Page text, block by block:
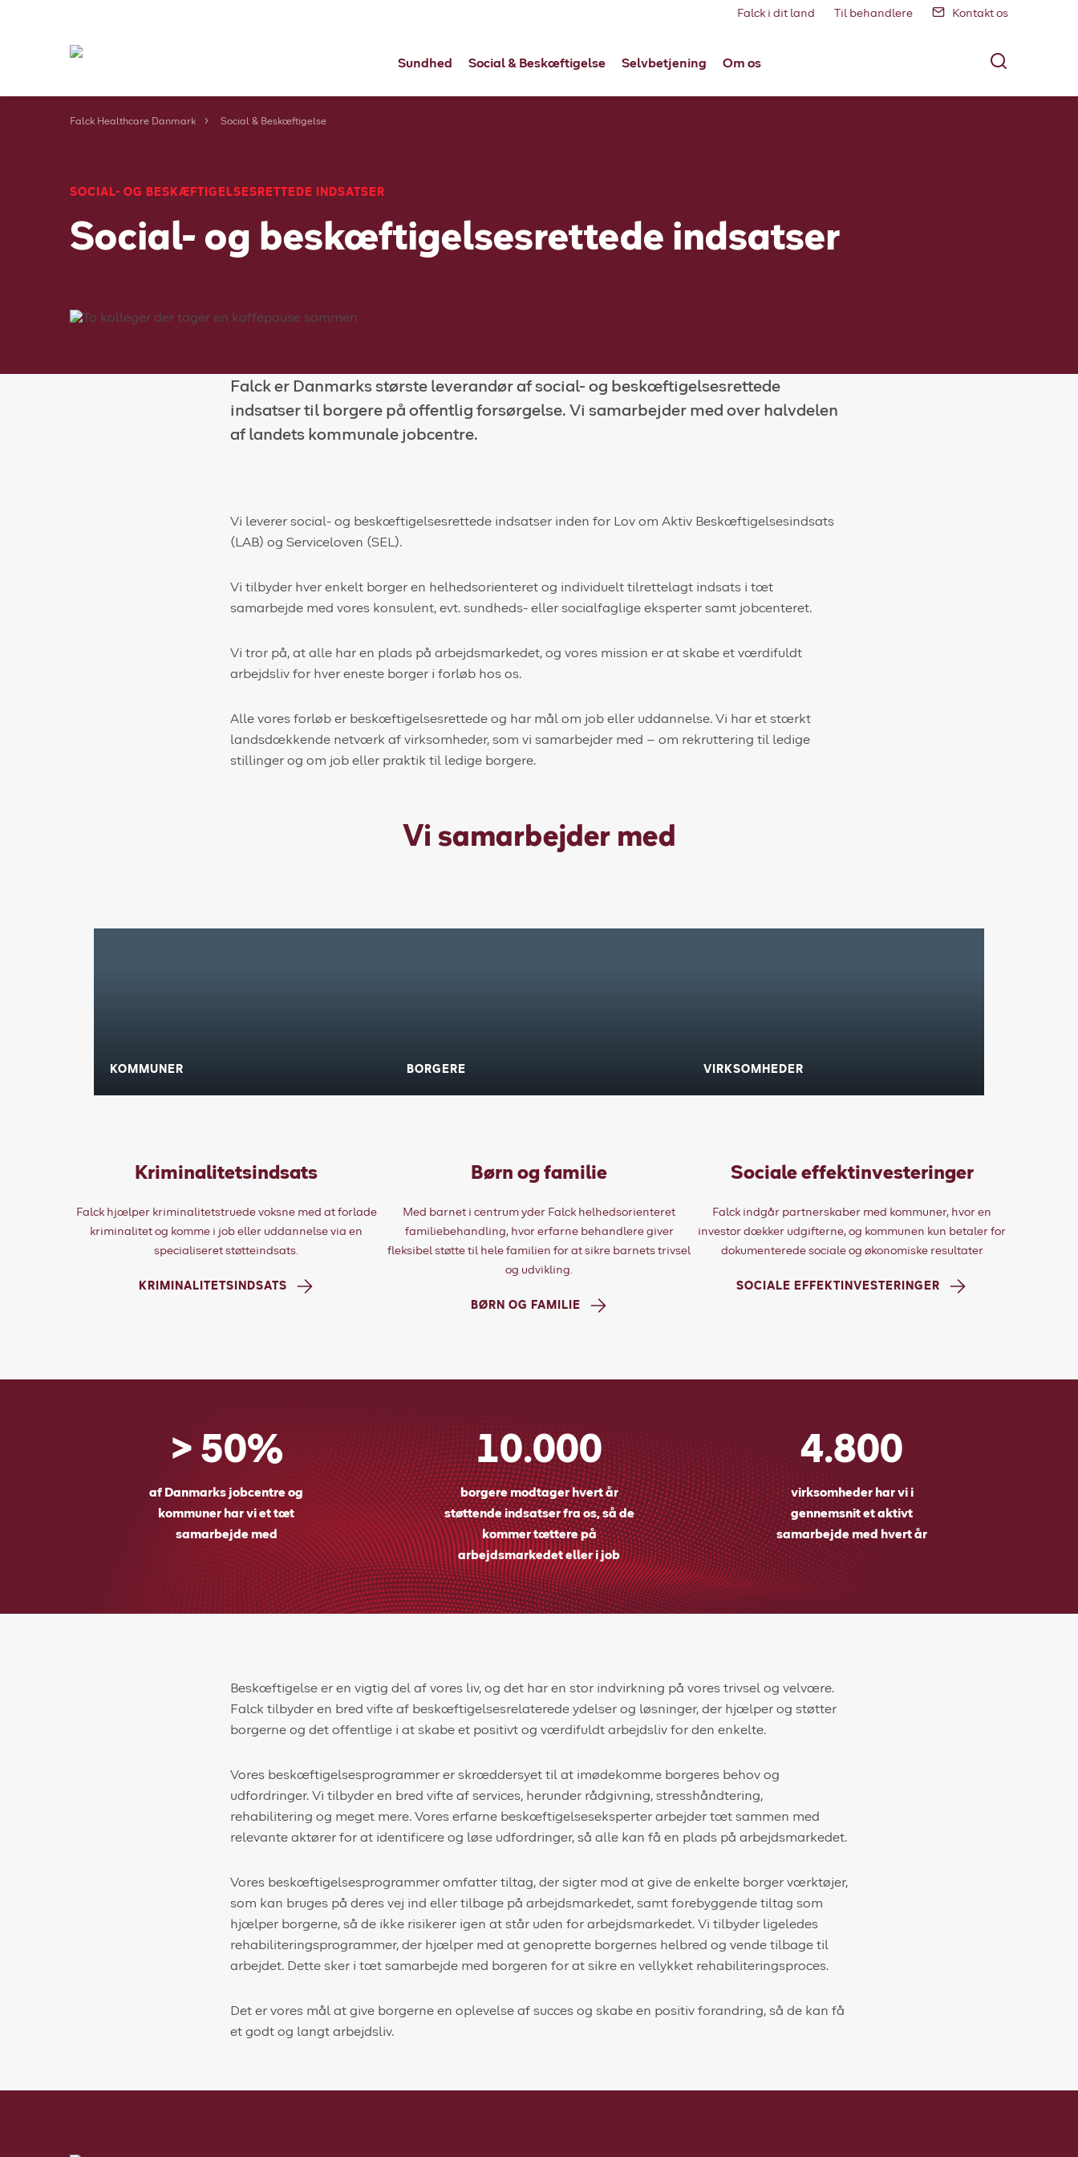
Falck i dit land Til behandlere Kontakt os
Sundhed Social & Beskæftigelse Selvbetjening Om os
Falck Healthcare Danmark Social & Beskæftigelse
SOCIAL- OG BESKÆFTIGELSESRETTEDE INDSATSER
Social- og beskæftigelsesrettede indsatser
Falck er Danmarks største leverandør af social- og beskæftigelsesrettede
indsatser til borgere på offentlig forsørgelse. Vi samarbejder med over halvdelen
af landets kommunale jobcentre.
Vi leverer social- og beskæftigelsesrettede indsatser inden for Lov om Aktiv Beskæftigelsesindsats
(LAB) og Serviceloven (SEL).
Vi tilbyder hver enkelt borger en helhedsorienteret og individuelt tilrettelagt indsats i tæt
samarbejde med vores konsulent, evt. sundheds- eller socialfaglige eksperter samt jobcenteret.
Vi tror på, at alle har en plads på arbejdsmarkedet, og vores mission er at skabe et værdifuldt
arbejdsliv for hver eneste borger i forløb hos os.
Alle vores forløb er beskæftigelsesrettede og har mål om job eller uddannelse. Vi har et stærkt
landsdækkende netværk af virksomheder, som vi samarbejder med – om rekruttering til ledige
stillinger og om job eller praktik til ledige borgere.
Vi samarbejder med
KOMMUNER BORGERE VIRKSOMHEDER
Kriminalitetsindsats
Falck hjælper kriminalitetstruede voksne med at forlade
kriminalitet og komme i job eller uddannelse via en
specialiseret støtteindsats.
KRIMINALITETSINDSATS
Børn og familie
Med barnet i centrum yder Falck helhedsorienteret
familiebehandling, hvor erfarne behandlere giver
fleksibel støtte til hele familien for at sikre barnets trivsel
og udvikling.
BØRN OG FAMILIE
Sociale effektinvesteringer
Falck indgår partnerskaber med kommuner, hvor en
investor dækker udgifterne, og kommunen kun betaler for
dokumenterede sociale og økonomiske resultater
SOCIALE EFFEKTINVESTERINGER
> 50%
af Danmarks jobcentre og
kommuner har vi et tæt
samarbejde med
10.000
borgere modtager hvert år
støttende indsatser fra os, så de
kommer tættere på
arbejdsmarkedet eller i job
4.800
virksomheder har vi i
gennemsnit et aktivt
samarbejde med hvert år
Beskæftigelse er en vigtig del af vores liv, og det har en stor indvirkning på vores trivsel og velvære.
Falck tilbyder en bred vifte af beskæftigelsesrelaterede ydelser og løsninger, der hjælper og støtter
borgerne og det offentlige i at skabe et positivt og værdifuldt arbejdsliv for den enkelte.
Vores beskæftigelsesprogrammer er skræddersyet til at imødekomme borgeres behov og
udfordringer. Vi tilbyder en bred vifte af services, herunder rådgivning, stresshåndtering,
rehabilitering og meget mere. Vores erfarne beskæftigelseseksperter arbejder tæt sammen med
relevante aktører for at identificere og løse udfordringer, så alle kan få en plads på arbejdsmarkedet.
Vores beskæftigelsesprogrammer omfatter tiltag, der sigter mod at give de enkelte borger værktøjer,
som kan bruges på deres vej ind eller tilbage på arbejdsmarkedet, samt forebyggende tiltag som
hjælper borgerne, så de ikke risikerer igen at står uden for arbejdsmarkedet. Vi tilbyder ligeledes
rehabiliteringsprogrammer, der hjælper med at genoprette borgernes helbred og vende tilbage til
arbejdet. Dette sker i tæt samarbejde med borgeren for at sikre en vellykket rehabiliteringsproces.
Det er vores mål at give borgerne en oplevelse af succes og skabe en positiv forandring, så de kan få
et godt og langt arbejdsliv.